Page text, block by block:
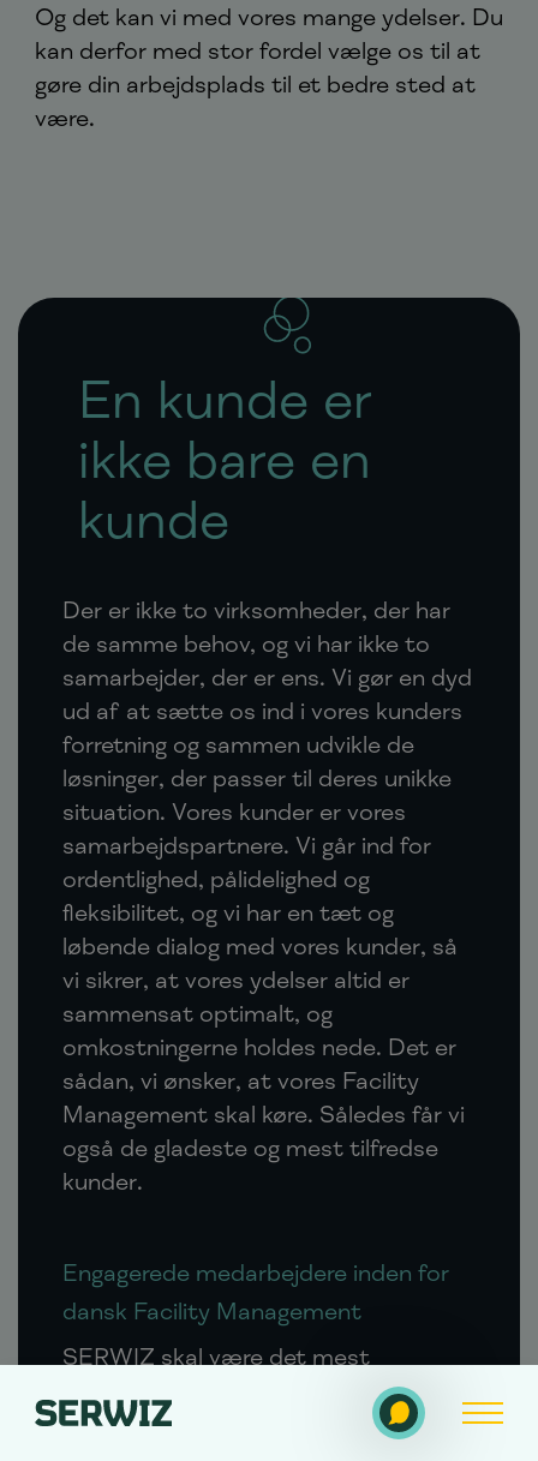
Og det kan vi med vores mange ydelser. Du
kan derfor med stor fordel vælge os til at
gøre din arbejdsplads til et bedre sted at
være.
En kunde er
ikke bare en
kunde
Der er ikke to virksomheder, der har
de samme behov, og vi har ikke to
samarbejder, der er ens. Vi gør en dyd
ud af at sætte os ind i vores kunders
forretning og sammen udvikle de
løsninger, der passer til deres unikke
situation. Vores kunder er vores
samarbejdspartnere. Vi går ind for
ordentlighed, pålidelighed og
fleksibilitet, og vi har en tæt og
løbende dialog med vores kunder, så
vi sikrer, at vores ydelser altid er
sammensat optimalt, og
omkostningerne holdes nede. Det er
sådan, vi ønsker, at vores Facility
Management skal køre. Således får vi
også de gladeste og mest tilfredse
kunder.
Engagerede medarbejdere inden for
dansk Facility Management
SERWIZ skal være det mest
eftertragtede sted at være kok,
opvasker, vagt, receptionist og meget
Se vores services
Find medarbejder